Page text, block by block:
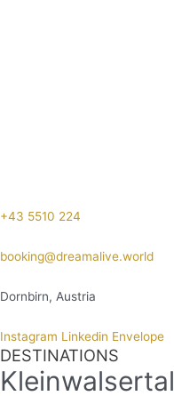
+43 5510 224
booking@dreamalive.world
Dornbirn, Austria
Instagram Linkedin Envelope
DESTINATIONS
Kleinwalsertal